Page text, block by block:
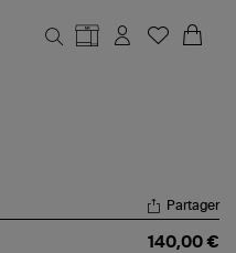
Partager
140,00 €